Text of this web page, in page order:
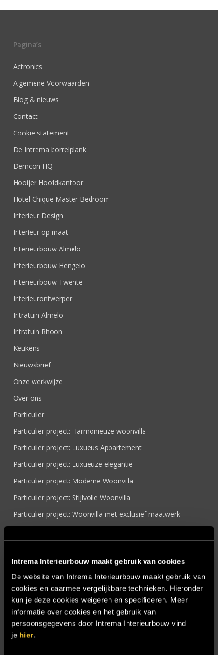
Intrema Interieurbouw maakt gebruik van cookies
De website van Intrema Interieurbouw maakt gebruik van
cookies en daarmee vergelijkbare technieken. Hieronder
kun je deze cookies weigeren en specificeren. Meer
informatie over cookies en het gebruik van
persoonsgegevens door Intrema Interieurbouw vind
je hier.
Pagina’s
Actronics
Algemene Voorwaarden
Blog & nieuws
Contact
Cookie statement
De Intrema borrelplank
Demcon HQ
Hooijer Hoofdkantoor
Hotel Chique Master Bedroom
Interieur Design
Interieur op maat
Interieurbouw Almelo
Interieurbouw Hengelo
Interieurbouw Twente
Interieurontwerper
Intratuin Almelo
Intratuin Rhoon
Keukens
Nieuwsbrief
Onze werkwijze
Over ons
Particulier
Particulier project: Harmonieuze woonvilla
Particulier project: Luxueus Appartement
Particulier project: Luxueuze elegantie
Particulier project: Moderne Woonvilla
Particulier project: Stijlvolle Woonvilla
Particulier project: Woonvilla met exclusief maatwerk
Samenwerken
Sensire
Showroom
SIDN
Trebbe MiddenWest